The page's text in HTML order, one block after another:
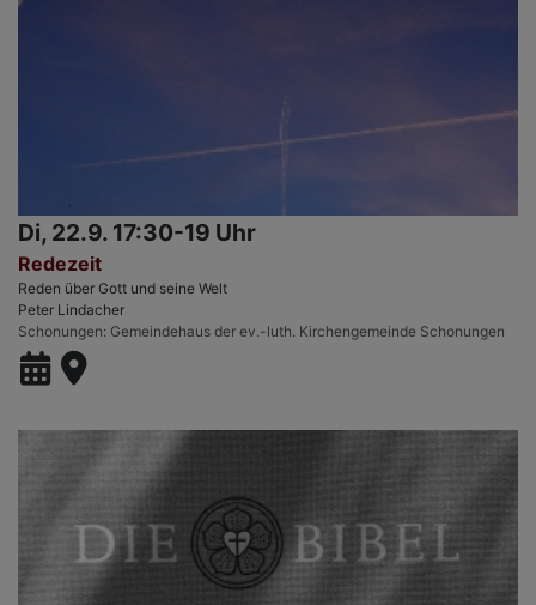
Di, 22.9. 17:30-19 Uhr
Redezeit
Reden über Gott und seine Welt
Peter Lindacher
Schonungen Gemeindehaus der ev.-luth. Kirchengemeinde Schonungen